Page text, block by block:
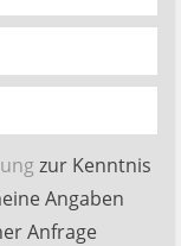
zur Kenntnis
Angaben
Anfrage